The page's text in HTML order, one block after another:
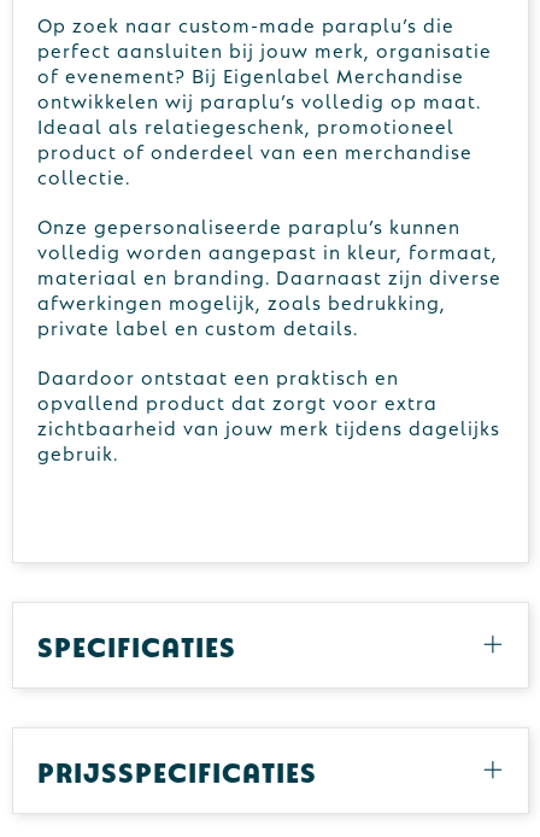
Op zoek naar custom-made paraplu’s die
perfect aansluiten bij jouw merk, organisatie
of evenement? Bij Eigenlabel Merchandise
ontwikkelen wij paraplu’s volledig op maat.
Ideaal als relatiegeschenk, promotioneel
product of onderdeel van een merchandise
collectie.
Onze gepersonaliseerde paraplu’s kunnen
volledig worden aangepast in kleur, formaat,
materiaal en branding. Daarnaast zijn diverse
afwerkingen mogelijk, zoals bedrukking,
private label en custom details.
Daardoor ontstaat een praktisch en
opvallend product dat zorgt voor extra
zichtbaarheid van jouw merk tijdens dagelijks
gebruik.
Specificaties
Prijsspecificaties